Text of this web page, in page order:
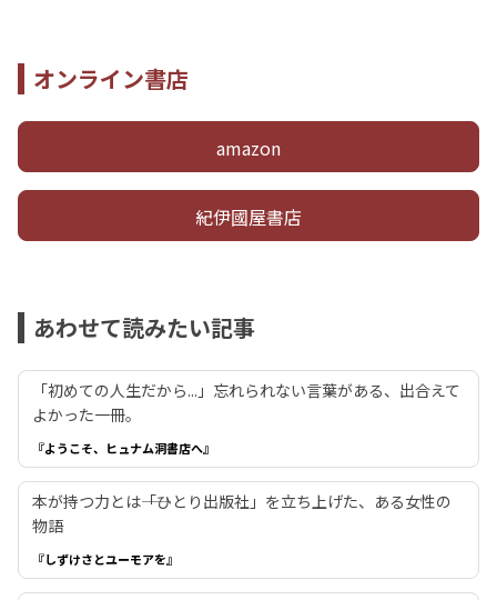
オンライン書店
amazon
紀伊國屋書店
あわせて読みたい記事
「初めての人生だから...」忘れられない言葉がある、出合えて
よかった一冊。
『ようこそ、ヒュナム洞書店へ』
本が持つ力とは――「ひとり出版社」を立ち上げた、ある女性の
物語
『しずけさとユーモアを』